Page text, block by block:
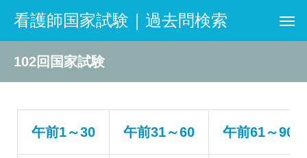
看護師国家試験｜過去問検索
102回国家試験
午前1～30 午前31～60 午前61～90